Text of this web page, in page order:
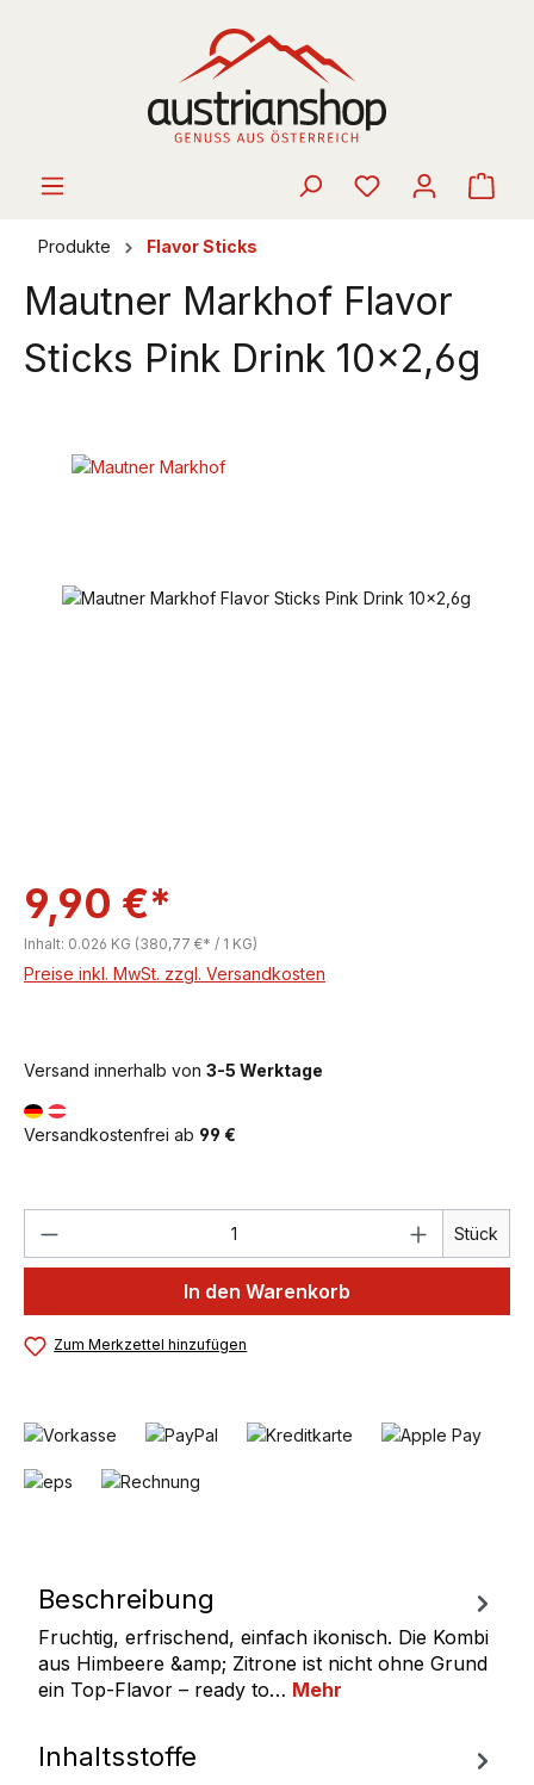
Produkte Flavor Sticks
Mautner Markhof Flavor
Sticks Pink Drink 10x2,6g
Bildergalerie überspringen
9,90 €*
Inhalt: 0.026 KG (380,77 €* / 1 KG)
Preise inkl. MwSt. zzgl. Versandkosten
Versand innerhalb von 3-5 Werktage
Versandkostenfrei ab 99 €
Produkt Anzahl: Gib den Stück
In den Warenkorb
Zum Merkzettel hinzufügen
Beschreibung
Fruchtig, erfrischend, einfach ikonisch. Die Kombi
aus Himbeere &amp; Zitrone ist nicht ohne Grund
ein Top‑Flavor – ready to… Mehr
Inhaltsstoffe